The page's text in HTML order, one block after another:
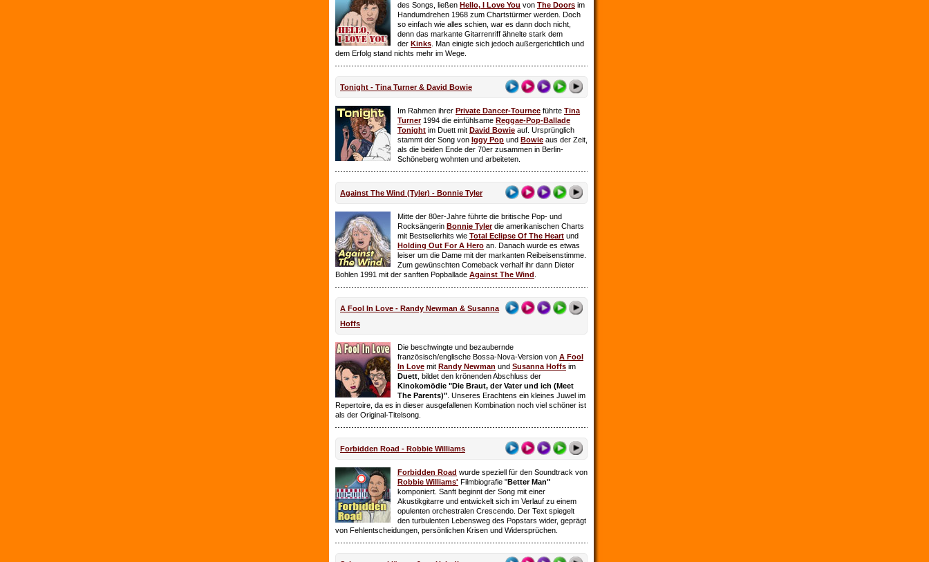
des Songs, ließen Hello, I Love You von The Doors im
Handumdrehen 1968 zum Chartstürmer werden. Doch
so einfach wie alles schien, war es dann doch nicht,
denn das markante Gitarrenriff ähnelte stark dem
der Kinks . Man einigte sich jedoch außergerichtlich und
dem Erfolg stand nichts mehr im Wege.
Tonight - Tina Turner & David Bowie
Im Rahmen ihrer Private Dancer-Tournee führte Tina
Turner 1994 die einfühlsame Reggae-Pop-Ballade
Tonight im Duett mit David Bowie auf. Ursprünglich
stammt der Song von Iggy Pop und Bowie aus der Zeit,
als die beiden Ende der 70er zusammen in Berlin-
Schöneberg wohnten und arbeiteten.
Against The Wind (Tyler) - Bonnie Tyler
Mitte der 80er-Jahre führte die britische Pop- und
Rocksängerin Bonnie Tylerdie amerikanischen Charts
mit Bestsellerhits wie Total Eclipse Of The Heart und
Holding Out For A Hero an. Danach wurde es etwas
leiser um die Dame mit der markanten Reibeisenstimme.
Zum gewünschten Comeback verhalf ihr dann Dieter
Bohlen 1991 mit der sanften Popballade Against The Wind
A Fool In Love - Randy Newman & Susanna
Hoffs
Die beschwingte und bezaubernde
französisch/englische Bossa-Nova-Version von A Fool
In Love mit Randy Newman und Susanna Hoffs im
Duett , bildet den krönenden Abschluss der
Kinokomödie "Die Braut, der Vater und ich (Meet
The Parents)" . Unseres Erachtens ein kleines Juwel im
Repertoire, da es in dieser ausgefallenen Kombination noch viel schöner ist
als der Original-Titelsong.
Forbidden Road - Robbie Williams
Forbidden Road wurde speziell für den Soundtrack von
Robbie Williams' Filmbiografie "Better Man"
komponiert. Sanft beginnt der Song mit einer
Akustikgitarre und entwickelt sich im Verlauf zu einem
opulenten orchestralen Crescendo. Der Text spiegelt
den turbulenten Lebensweg des Popstars wider, geprägt
von Fehlentscheidungen, persönlichen Krisen und Widersprüchen.